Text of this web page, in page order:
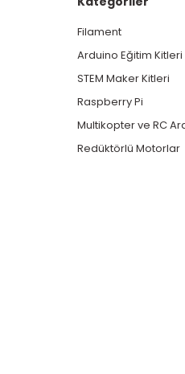
Filament
Arduino Eğitim Kitleri
STEM Maker Kitleri
Raspberry Pi
Multikopter ve RC
Redüktörlü Motorlar